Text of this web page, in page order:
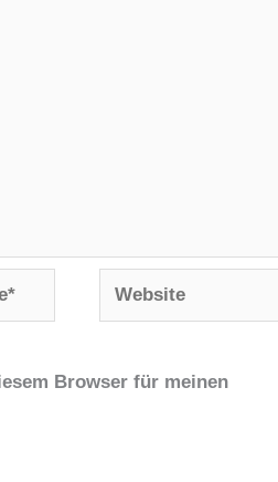
Website
Browser für meinen